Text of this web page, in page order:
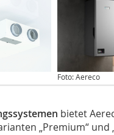
Foto: Aereco
bietet
„Premium“ und